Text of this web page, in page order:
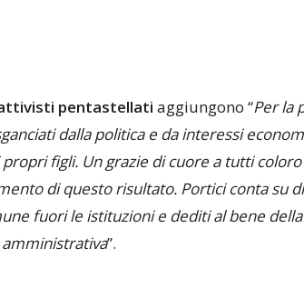
pentastellati aggiungono “Per la
dalla politica e da interessi
figli. Un grazie di cuore a tutti
di questo risultato. Portici conta su
fuori le istituzioni e dediti al bene
”.